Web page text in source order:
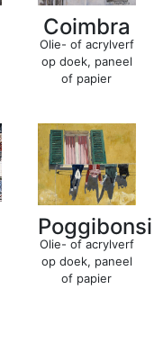
Coimbra
Olie- of acrylverf
op doek, paneel
of papier
Poggibonsi
Olie- of acrylverf
op doek, paneel
of papier